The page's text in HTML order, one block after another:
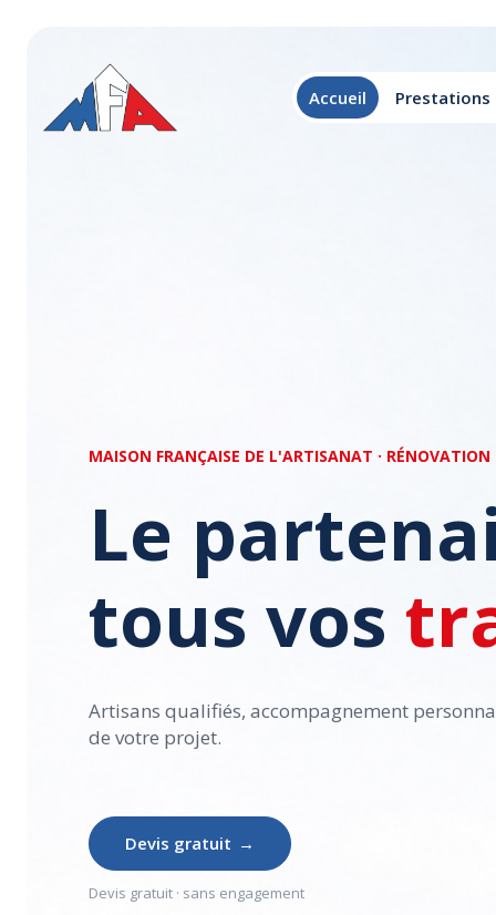
Accueil Prestations
MAISON FRANÇAISE DE L'ARTISANAT ·
Le
tous vos
Artisans qualifiés, accompagnement
de votre projet.
Devis gratuit →
Devis gratuit · sans engagement